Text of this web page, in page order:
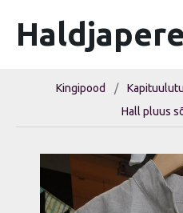
Haldjapere
Kingipood /
Hall pluus